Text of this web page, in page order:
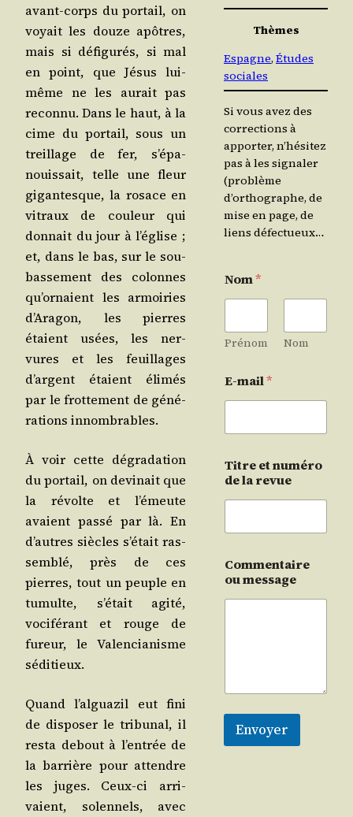
avant-corps du por­tail, on
voyait les douze apôtres,
mais si défi­gu­rés, si mal
en point, que Jésus lui-
même ne les aurait pas
recon­nu. Dans le haut, à la
cime du por­tail, sous un
treillage de fer, s’é­pa­
nouis­sait, telle une fleur
gigan­tesque, la rosace en
vitraux de cou­leur qui
don­nait du jour à l’é­glise ;
et, dans le bas, sur le sou­
bas­se­ment des colonnes
qu’or­naient les armoi­ries
d’A­ra­gon, les pierres
étaient usées, les ner­
vures et les feuillages
d’argent étaient éli­més
par le frot­te­ment de géné­
ra­tions innombrables.
À voir cette dégra­da­tion
du por­tail, on devi­nait que
la révolte et l’é­meute
avaient pas­sé par là. En
d’autres siècles s’é­tait ras­
sem­blé, près de ces
pierres, tout un peuple en
tumulte, s’é­tait agi­té,
voci­fé­rant et rouge de
fureur, le Valen­cia­nisme
séditieux.
Quand l’al­gua­zil eut fini
de dis­po­ser le tri­bu­nal, il
res­ta debout à l’en­trée de
la bar­rière pour attendre
les juges. Ceux-ci arri­
vaient, solen­nels, avec
Thèmes
Espagne, Études
sociales
Si vous avez des
corrections à
apporter, n’hésitez
pas à les signaler
(problème
d’orthographe, de
mise en page, de
liens défectueux…
Nom*
Prénom Nom
E-mail*
Titre et numéro
de la revue
Commentaire
ou message
Envoyer